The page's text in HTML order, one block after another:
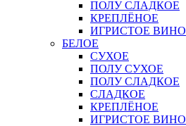
ПОЛУ СЛАДКОЕ
КРЕПЛЁНОЕ
ИГРИСТОЕ ВИНО
БЕЛОЕ
СУХОЕ
ПОЛУ СУХОЕ
ПОЛУ СЛАДКОЕ
СЛАДКОЕ
КРЕПЛЁНОЕ
ИГРИСТОЕ ВИНО